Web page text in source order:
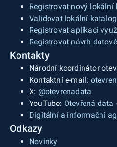
Registrovat nový lokální
Validovat lokální katalog
Registrovat aplikaci
Registrovat návrh
Kontakty
Národní koordinátor
Kontaktní e-mail:
X: @otevrenadata
YouTube: Otevřená data
Digitální a informační
Odkazy
Novinky